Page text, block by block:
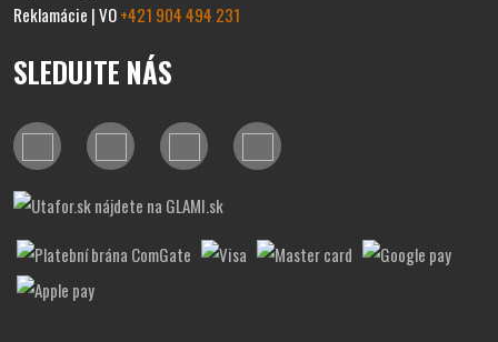
Reklamácie | VO+421 904 494 231
SLEDUJTE NÁS